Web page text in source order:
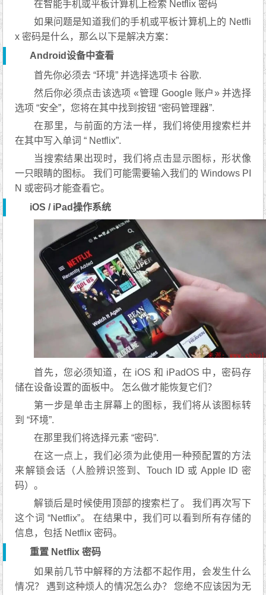
在智能手机或平板计算机上检索 Netflix 密码
如果问题是知道我们的手机或平板计算机上的 Netfli
x 密码是什么，那么以下是解决方案：
Android设备中查看
首先你必须去 “环境” 并选择选项卡 谷歌.
然后你必须点击该选项 «管理 Google 账户» 并选择
选项 “安全”，您将在其中找到按钮 “密码管理器”.
在那里，与前面的方法一样，我们将使用搜索栏并
在其中写入单词 “ Netflix”.
当搜索结果出现时，我们将点击显示图标，形状像
一只眼睛的图标。 我们可能需要输入我们的 Windows PI
N 或密码才能查看它。
iOS / iPad操作系统
首先，您必须知道，在 iOS 和 iPadOS 中，密码存
储在设备设置的面板中。 怎么做才能恢复它们？
第一步是单击主屏幕上的图标，我们将从该图标转
到 “环境”.
在那里我们将选择元素 “密码”.
在这一点上，我们必须为此使用一种预配置的方法
来解锁会话（人脸辨识签到、Touch ID 或 Apple ID 密
码）。
解锁后是时候使用顶部的搜索栏了。 我们再次写下
这个词 “Netflix”。 在结果中，我们可以看到所有存储的
信息，包括 Netflix 密码。
重置 Netflix 密码
如果前几节中解释的方法都不起作用，会发生什么
情况？ 遇到这种烦人的情况怎么办？ 您绝不应该因为无